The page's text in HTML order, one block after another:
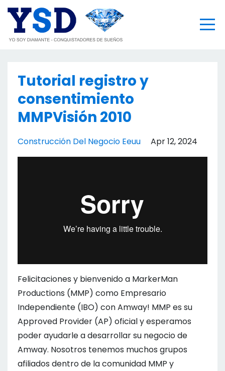
Tutorial registro y
consentimiento
MMPVisión 2010
Construcción Del Negocio Eeuu Apr 12, 2024
Felicitaciones y bienvenido a MarkerMan
Productions (MMP) como Empresario
Independiente (IBO) con Amway! MMP es su
Approved Provider (AP) oficial y esperamos
poder ayudarle a desarrollar su negocio de
Amway. Nosotros tenemos muchos grupos
afiliados dentro de la comunidad MMP y